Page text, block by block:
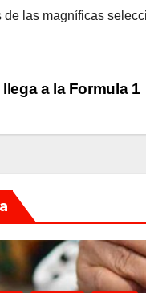
las magníficas
a la Formula 1